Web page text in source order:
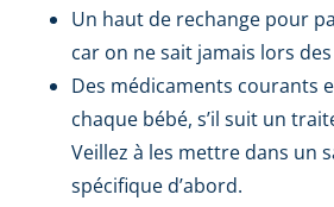
Un haut de rechange pour
car on ne sait jamais lors
Des médicaments courants
chaque bébé, s’il suit un
Veillez à les mettre dans un
spécifique d’abord.